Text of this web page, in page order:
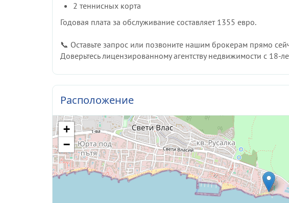
2 теннисных корта
Годовая плата за обслуживание составляет 1355 евро.
📞 Оставьте запрос или позвоните нашим брокерам прямо
Доверьтесь лицензированному агентству недвижимости с 18-
Расположение
+
−